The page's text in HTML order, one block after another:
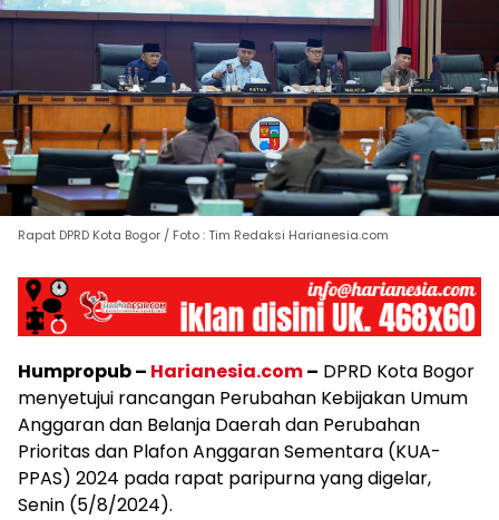
Rapat DPRD Kota Bogor / Foto : Tim Redaksi Harianesia.com
Humpropub – Harianesia.com– DPRD Kota Bogor
menyetujui rancangan Perubahan Kebijakan Umum
Anggaran dan Belanja Daerah dan Perubahan
Prioritas dan Plafon Anggaran Sementara (KUA-
PPAS) 2024 pada rapat paripurna yang digelar,
Senin (5/8/2024).